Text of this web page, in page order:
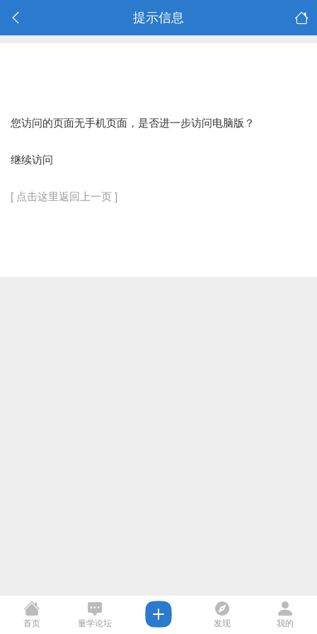
提示信息
您访问的页面无手机页面，是否进一步访问电脑版？
继续访问
[ 点击这里返回上一页 ]
首页 量学论坛 发现 我的